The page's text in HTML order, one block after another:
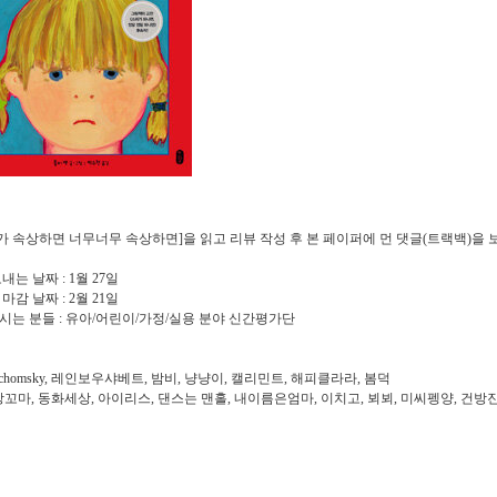
속상하면 너무너무 속상하면]을 읽고 리뷰 작성 후 본 페이퍼에 먼 댓글(트랙백)을
는 날짜 : 1월 27일
감 날짜 : 2월 21일
는 분들 : 유아/어린이/가정/실용 분야 신간평가단
레인보우샤베트, 밤비, 냥냥이, 캘리민트, 해피클라라, 봄덕
꼬마, 동화세상, 아이리스, 댄스는 맨홀, 내이름은엄마, 이치고, 뵈뵈, 미씨펭양, 건방